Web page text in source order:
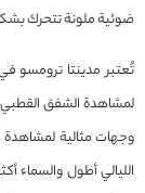
ضوئية ملونة تتحرك
تُعتبر مدينتا ترومسو
لمشاهدة الشفق القطبي.
وجهات مثالية لمشاهدة
الليالي أطول والسماء